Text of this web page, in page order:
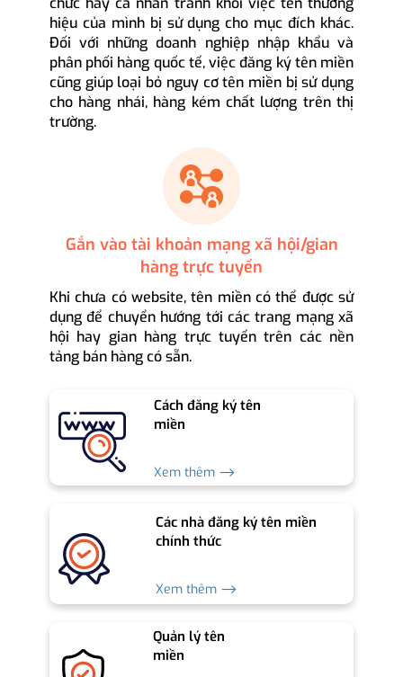
hiệu của mình bị sử dụng cho mục đích khác.
Đối với những doanh nghiệp nhập khẩu và
phân phối hàng quốc tế, việc đăng ký tên miền
cũng giúp loại bỏ nguy cơ tên miền bị sử dụng
cho hàng nhái, hàng kém chất lượng trên thị
trường.
Gắn vào tài khoản mạng xã hội/gian
hàng trực tuyến
Khi chưa có website, tên miền có thể được sử
dụng để chuyển hướng tới các trang mạng xã
hội hay gian hàng trực tuyến trên các nền
tảng bán hàng có sẵn.
Cách đăng ký tên
miền
Xem thêm ⟶
Các nhà đăng ký tên miền
chính thức
Xem thêm ⟶
Quản lý tên
miền